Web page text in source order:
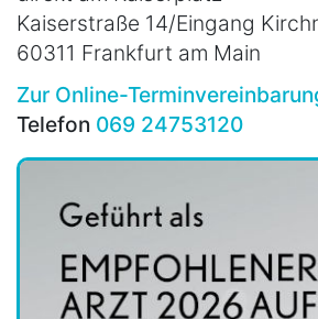
Kaiserstraße 14/Eingang
60311 Frankfurt am Main
Zur Online-
Telefon 069 24753120